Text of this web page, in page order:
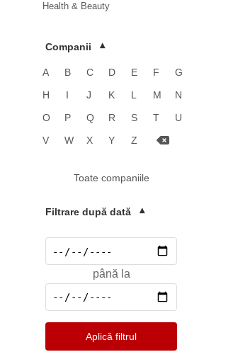
Health & Beauty
Imobiliare
Pharma & Sănătate
Social
Telecomunicatii
Companii ▾
A B C D E F
G
H
I J K L M
N
O
P Q R S T
U
V
W X Y Z
Toate companiile
Filtrare după dată ▾
până la
Aplică filtrul